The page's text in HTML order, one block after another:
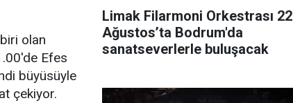
olan
Efes
büyüsüyle
çekiyor.
Limak Filarmoni Orkestrası 22
Ağustos’ta Bodrum'da
sanatseverlerle buluşacak